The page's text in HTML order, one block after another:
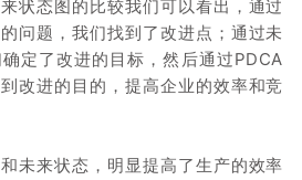
状态图的比较我们可以看出，通过
问题，我们找到了改进点； 通过未
定了改进的目标，然后通过PDCA
改进的目的，提高企业的效率和竞
未来状态，明显提高了生产的效率